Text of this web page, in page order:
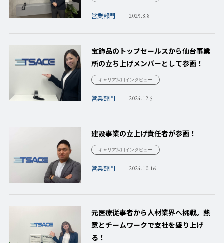
営業部門 2025.8.8
宝飾品のトップセールスから仙台事業
所の立ち上げメンバーとして参画！
キャリア採用インタビュー
営業部門 2024.12.5
建設事業の立上げ責任者が参画！
キャリア採用インタビュー
営業部門 2024.10.16
元医療従事者から人材業界へ挑戦。熱
意とチームワークで支社を盛り上げ
る！